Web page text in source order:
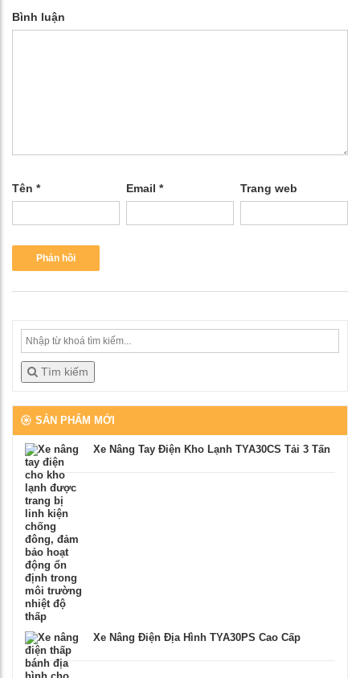
Bình luận
Tên * Email* Trang web
Tìm kiếm
SẢN PHẨM MỚI
Xe Nâng Tay Điện Kho Lạnh TYA30CS Tải 3 Tấn
Xe Nâng Điện Địa Hình TYA30PS Cao Cấp